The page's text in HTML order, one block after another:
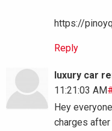
https://
Reply
luxury car
11:21:03 AM
Hey
charges